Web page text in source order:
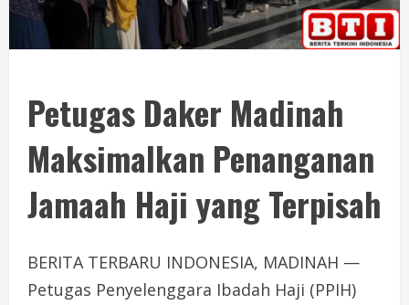
Petugas Daker Madinah
Maksimalkan Penanganan
Jamaah Haji yang Terpisah
BERITA TERBARU INDONESIA, MADINAH —
Petugas Penyelenggara Ibadah Haji (PPIH)